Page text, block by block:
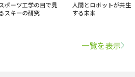
スポーツ工学の目で見
スキーの研究
人間とロボットが共生
する未来
一覧を表示